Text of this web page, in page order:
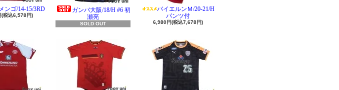
ンゴ/14-15/3RD
(税込6,578円)
ガンバ大阪/18/H #6 初
瀬亮
SOLD OUT
バイエルンＭ/20-21/H
パンツ付
6,980円(税込7,678円)